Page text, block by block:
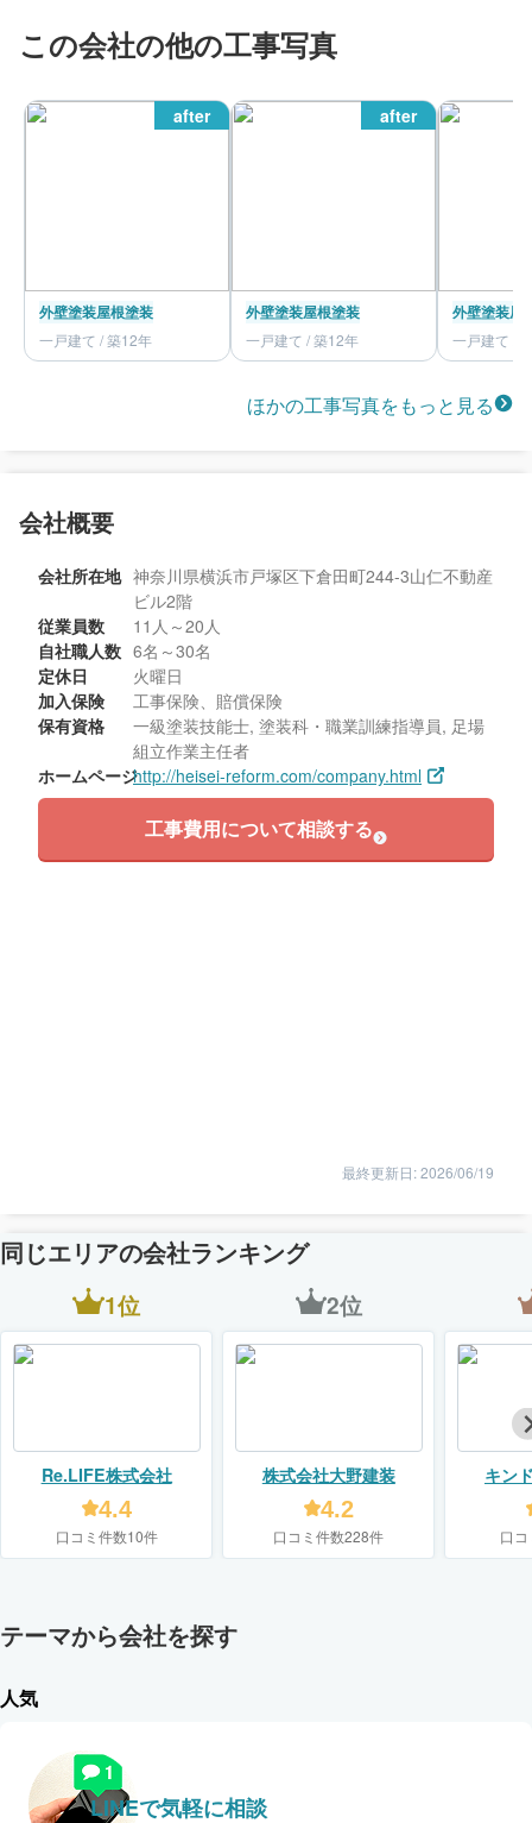
この会社の他の工事写真
after
外壁塗装屋根塗装
一戸建て / 築12年
after
外壁塗装屋根塗装
一戸建て / 築12年
外壁塗装屋
一戸建て /
ほかの工事写真をもっと見る
会社概要
会社所在地 神奈川県横浜市戸塚区下倉田町244-3山仁不動産
ビル2階
従業員数
11人～20人
自社職人数 6名～30名
定休日
火曜日
加入保険
工事保険、賠償保険
保有資格
一級塗装技能士, 塗装科・職業訓練指導員, 足場
組立作業主任者
ホームページhttp://heisei-reform.com/company.html
工事費用について相談する
最終更新日: 2026/06/19
同じエリアの会社ランキング
1位
Re.LIFE株式会社
4.4
口コミ件数10件
2位
株式会社大野建装
4.2
口コミ件数228件
キン
【
口
テーマから会社を探す
人気
LINEで気軽に相談